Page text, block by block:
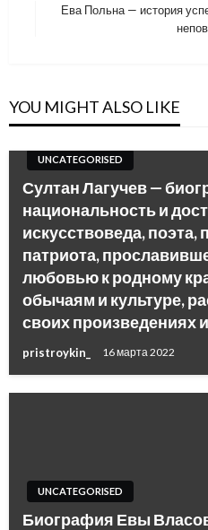
Ева Польна — история
YOU MIGHT ALSO LIKE
UNCATEGORISED
Султан Лагучев —
национальность и
искусствоведа, поэта,
патриота,
любовью к родному
обычаям и культуре,
своих произведениях
pristroykin_ 16 марта 2022
UNCATEGORISED
Биография Евы